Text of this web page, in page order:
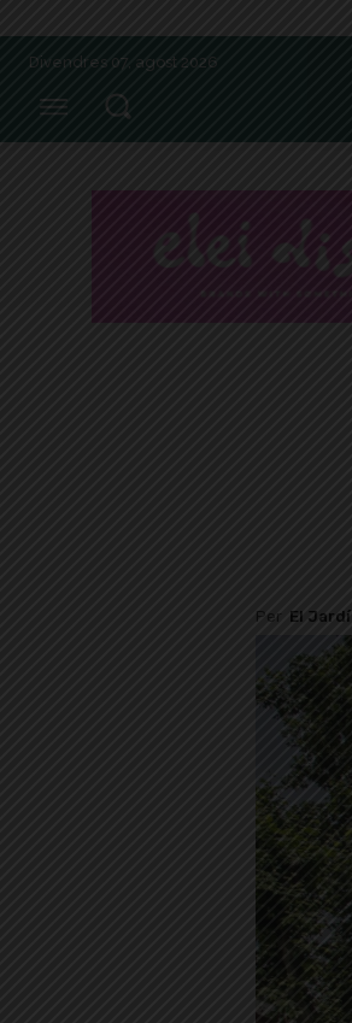
Divendres 07, agost 2026
Per El Jardí